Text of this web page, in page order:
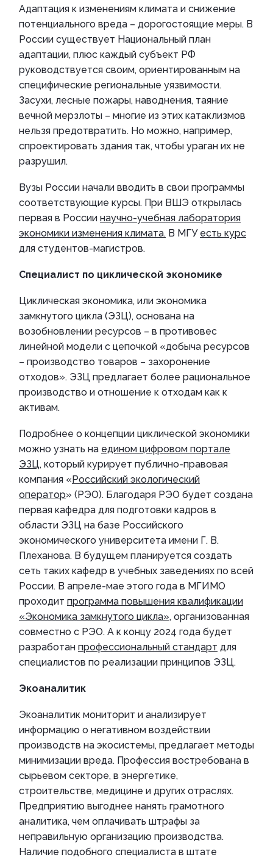
Адаптация к изменениям климата и снижение
потенциального вреда – дорогостоящие меры. В
России существует Национальный план
адаптации, плюс каждый субъект РФ
руководствуется своим, ориентированным на
специфические региональные уязвимости.
Засухи, лесные пожары, наводнения, таяние
вечной мерзлоты – многие из этих катаклизмов
нельзя предотвратить. Но можно, например,
спроектировать здания так, чтобы ураган их не
разрушил.
Вузы России начали вводить в свои программы
соответствующие курсы. При ВШЭ открылась
первая в России научно-учебная лаборатория
экономики изменения климата. В МГУ есть курс
для студентов-магистров.
Специалист по циклической экономике
Циклическая экономика, или экономика
замкнутого цикла (ЭЗЦ), основана на
возобновлении ресурсов – в противовес
линейной модели с цепочкой «добыча ресурсов
– производство товаров – захоронение
отходов». ЭЗЦ предлагает более рациональное
производство и отношение к отходам как к
активам.
Подробнее о концепции циклической экономики
можно узнать на едином цифровом портале
ЭЗЦ, который курирует публично-правовая
компания «Российский экологический
оператор» (РЭО). Благодаря РЭО будет создана
первая кафедра для подготовки кадров в
области ЭЗЦ на базе Российского
экономического университета имени Г. В.
Плеханова. В будущем планируется создать
сеть таких кафедр в учебных заведениях по всей
России. В апреле-мае этого года в МГИМО
проходит программа повышения квалификации
«Экономика замкнутого цикла», организованная
совместно с РЭО. А к концу 2024 года будет
разработан профессиональный стандарт для
специалистов по реализации принципов ЭЗЦ.
Экоаналитик
Экоаналитик мониторит и анализирует
информацию о негативном воздействии
производств на экосистемы, предлагает методы
минимизации вреда. Профессия востребована в
сырьевом секторе, в энергетике,
строительстве, медицине и других отраслях.
Предприятию выгоднее нанять грамотного
аналитика, чем оплачивать штрафы за
неправильную организацию производства.
Наличие подобного специалиста в штате